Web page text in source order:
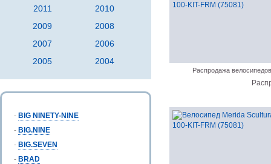
2011
2010
2009
2008
2007
2006
2005
2004
- BIG NINETY-NINE
- BIG.NINE
- BIG.SEVEN
- BRAD
Распродажа велосипедов